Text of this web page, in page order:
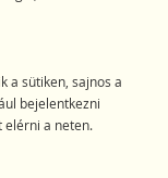
a sütiken, sajnos a
bejelentkezni
elérni a neten.